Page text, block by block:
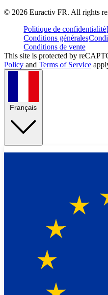
© 2026 Euractiv FR. All rights
Politique de confidentialité
Conditions générales
Conditions de vente
This site is protected by
Policy and Terms of Service
Français